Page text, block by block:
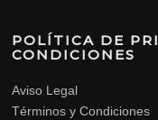
POLÍTICA DE
CONDICIONES
Aviso Legal
Términos y Condiciones